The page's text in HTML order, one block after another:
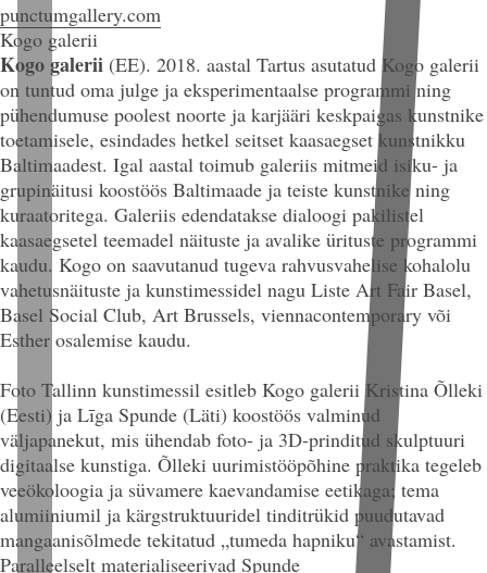
punctumgallery.com
Kogo galerii
Kogo galerii (EE). 2018. aastal Tartus asutatud Kogo galerii
on tuntud oma julge ja eksperimentaalse programmi ning
pühendumuse poolest noorte ja karjääri keskpaigas kunstnike
toetamisele, esindades hetkel seitset kaasaegset kunstnikku
Baltimaadest. Igal aastal toimub galeriis mitmeid isiku- ja
grupinäitusi koostöös Baltimaade ja teiste kunstnike ning
kuraatoritega. Galeriis edendatakse dialoogi pakilistel
kaasaegsetel teemadel näituste ja avalike ürituste programmi
kaudu. Kogo on saavutanud tugeva rahvusvahelise kohalolu
vahetusnäituste ja kunstimessidel nagu Liste Art Fair Basel,
Basel Social Club, Art Brussels, viennacontemporary või
Esther osalemise kaudu.
Foto Tallinn kunstimessil esitleb Kogo galerii Kristina Õlleki
(Eesti) ja Līga Spunde (Läti) koostöös valminud
väljapanekut, mis ühendab foto- ja 3D-prinditud skulptuuri
digitaalse kunstiga. Õlleki uurimistööpõhine praktika tegeleb
veeökoloogia ja süvamere kaevandamise eetikaga; tema
alumiiniumil ja kärgstruktuuridel tinditrükid puudutavad
mangaanisõlmede tekitatud „tumeda hapniku“ avastamist.
Paralleelselt materialiseerivad Spunde